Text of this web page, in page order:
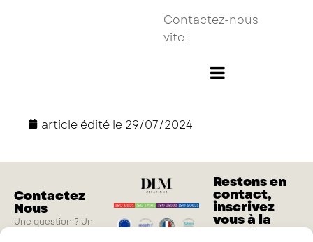
Contactez-nous
vite !
article édité le 29/07/2024
Contactez
Nous
Une question ? Un
Restons en
contact,
inscrivez
vous à la
newsletter